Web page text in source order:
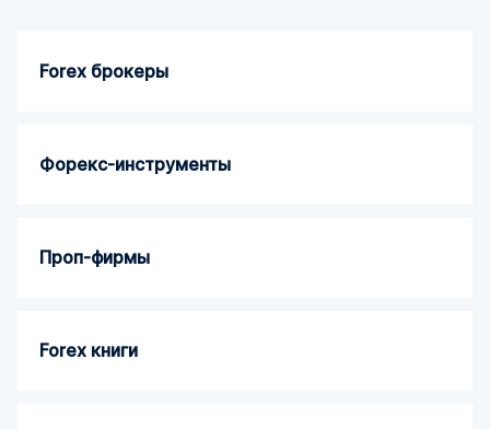
Forex брокеры
Форекс-инструменты
Проп-фирмы
Forex книги